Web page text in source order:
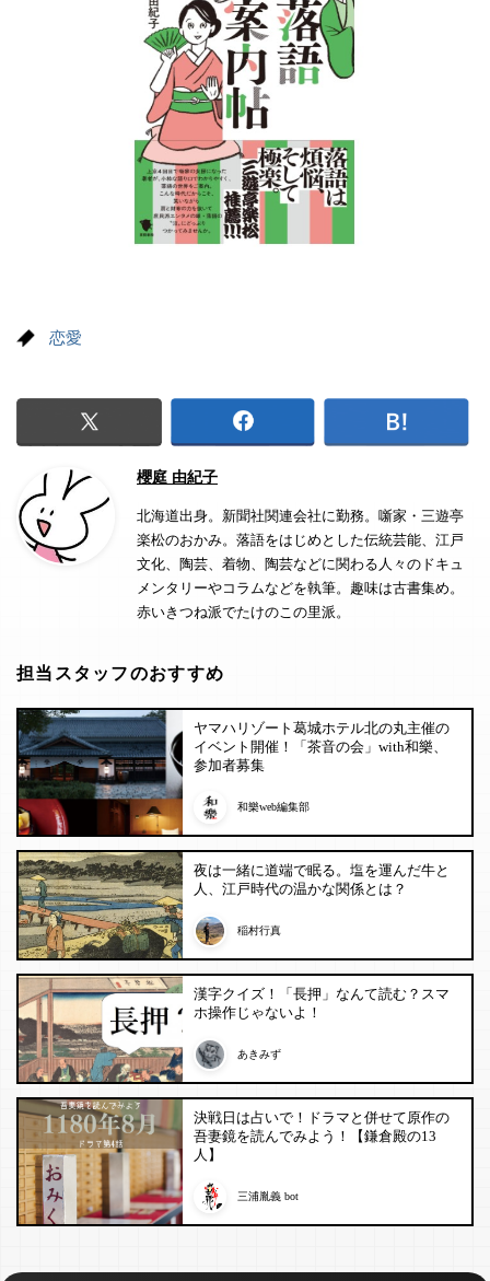
恋愛
櫻庭 由紀子
北海道出身。新聞社関連会社に勤務。噺家・三遊亭
楽松のおかみ。落語をはじめとした伝統芸能、江戸
文化、陶芸、着物、陶芸などに関わる人々のドキュ
メンタリーやコラムなどを執筆。趣味は古書集め。
赤いきつね派でたけのこの里派。
担当スタッフのおすすめ
ヤマハリゾート葛城ホテル北の丸主催の
イベント開催！「茶音の会」with和樂、
参加者募集
和樂web編集部
夜は一緒に道端で眠る。塩を運んだ牛と
人、江戸時代の温かな関係とは？
稲村行真
漢字クイズ！「長押」なんて読む？スマ
ホ操作じゃないよ！
あきみず
決戦日は占いで！ドラマと併せて原作の
吾妻鏡を読んでみよう！【鎌倉殿の13
人】
三浦胤義 bot